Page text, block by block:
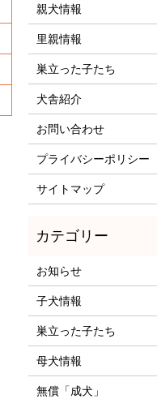
親犬情報
里親情報
巣立った子たち
犬舎紹介
お問い合わせ
プライバシーポリシー
サイトマップ
お知らせ
子犬情報
巣立った子たち
母犬情報
無償「成犬」